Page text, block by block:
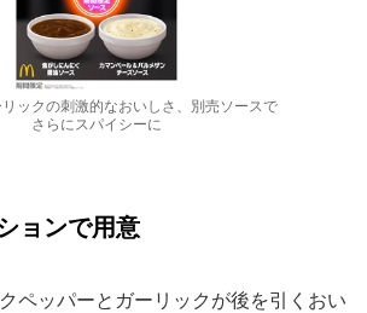
ックの刺激的なおいしさ、別売ソースで
さらにスパイシーに
ョンで用意
ペッパーとガーリックが後を引くおい